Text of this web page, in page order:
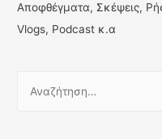
Αποφθέγματα, Σκέψεις,
Vlogs, Podcast κ.α